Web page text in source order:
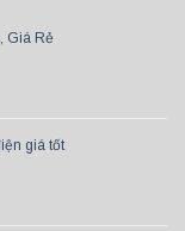
Giá Rẻ
giá tốt